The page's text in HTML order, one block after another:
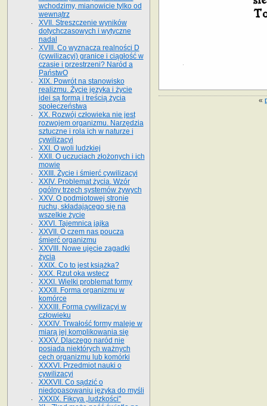
«
wchodzimy, mianowicie tylko od
wewnątrz
XVII. Streszczenie wyników
dotychczasowych i wytyczne
nadal
XVIII. Co wyznacza realności D
(cywilizacyi) granice i ciągłość w
czasie i przestrzeni? Naród a
PaństwO
XIX. Powrót na stanowisko
realizmu. Życie języka i życie
idei są formą i treścią życia
społeczeństwa
XX. Rozwój człowieka nie jest
rozwojem organizmu. Narzędzia
sztuczne i rola ich w naturze i
cywilizacyi
XXI. O woli ludzkiej
XXII. O uczuciach złożonych i ich
mowie
XXIII. Życie i śmierć cywilizacyi
XXIV. Problemat życia. Wzór
ogólny trzech systemów żywych
XXV. O podmiotowej stronie
ruchu, składającego się na
wszelkie życie
XXVI. Tajemnica jajka
XXVII. O czem nas poucza
śmierć organizmu
XXVIII. Nowe ujęcie zagadki
życia
XXIX. Co to jest książka?
XXX. Rzut oka wstecz
XXXI. Wielki problemat formy
XXXII. Forma organizmu w
komórce
XXXIII. Forma cywilizacyi w
człowieku
XXXIV. Trwałość formy maleje w
miarą jej komplikowania się
XXXV. Dlaczego naród nie
posiada niektórych ważnych
cech organizmu lub komórki
XXXVI. Przedmiot nauki o
cywilizacyi
XXXVII. Co sądzić o
niedopasowaniu języka do myśli
XXXIX. Fikcya „ludzkości"